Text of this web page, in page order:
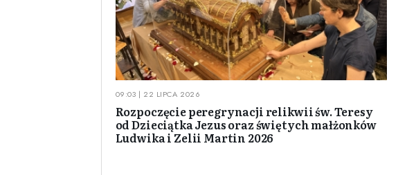
09:03 | 22 LIPCA 2026
Rozpoczęcie peregrynacji relikwii św. Teresy
od Dzieciątka Jezus oraz świętych małżonków
Ludwika i Zelii Martin 2026